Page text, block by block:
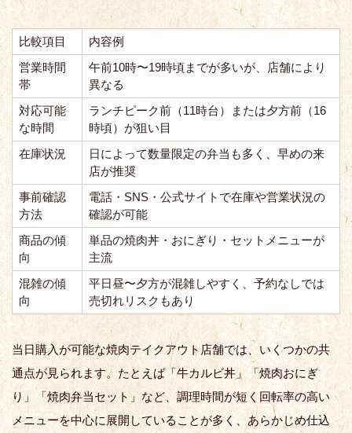
比較項目
内容例
営業時間
帯
午前10時〜19時頃までが多いが、店舗により
異なる
対応可能
な時間
ランチピーク前（11時台）または夕方前（16
時頃）が狙い目
在庫状況
日によって数量限定の弁当も多く、早めの来
店が推奨
事前確認
方法
電話・SNS・公式サイトで在庫や営業状況の
確認が可能
商品の傾
向
単品の焼肉丼・おにぎり・セットメニューが
主流
混雑の傾
向
平日昼〜夕方が混雑しやすく、予約なしでは
売切れリスクもあり
当日購入が可能な焼肉テイクアウト店舗では、いくつかの共
通点が見られます。たとえば「牛カルビ丼」「焼肉おにぎ
り」「焼肉弁当セット」など、調理時間が短く回転率の高い
メニューを中心に展開していることが多く、あらかじめ仕込